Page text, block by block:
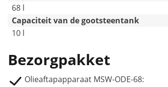
68 l
Capaciteit van de gootsteentank
10 l
Bezorgpakket
Olieaftapapparaat MSW-ODE-68: